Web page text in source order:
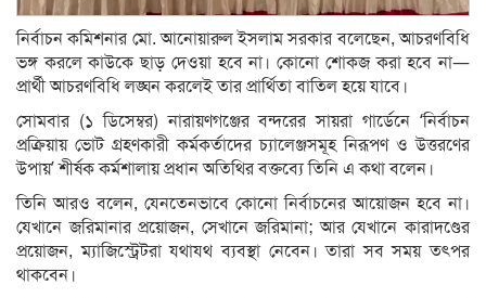
নির্বাচন কমিশনার মো. আনোয়ারুল ইসলাম সরকার বলেছেন, আচরণবিধি
ভঙ্গ করলে কাউকে ছাড় দেওয়া হবে না। কোনো শোকজ করা হবে না—
প্রার্থী আচরণবিধি লঙ্ঘন করলেই তার প্রার্থিতা বাতিল হয়ে যাবে।
সোমবার (১ ডিসেম্বর) নারায়ণগঞ্জের বন্দরের সায়রা গার্ডেনে ‘নির্বাচন
প্রক্রিয়ায় ভোট গ্রহণকারী কর্মকর্তাদের চ্যালেঞ্জসমূহ নিরূপণ ও উত্তরণের
উপায়’ শীর্ষক কর্মশালায় প্রধান অতিথির বক্তব্যে তিনি এ কথা বলেন।
তিনি আরও বলেন, যেনতেনভাবে কোনো নির্বাচনের আয়োজন হবে না।
যেখানে জরিমানার প্রয়োজন, সেখানে জরিমানা; আর যেখানে কারাদণ্ডের
প্রয়োজন, ম্যাজিস্ট্রেটরা যথাযথ ব্যবস্থা নেবেন। তারা সব সময় তৎপর
থাকবেন।